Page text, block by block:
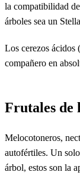
la compatibilidad
árboles sea un
Los cerezos ácidos
compañero en
Frutales de
Melocotoneros,
autofértiles. Un
árbol, estos son la